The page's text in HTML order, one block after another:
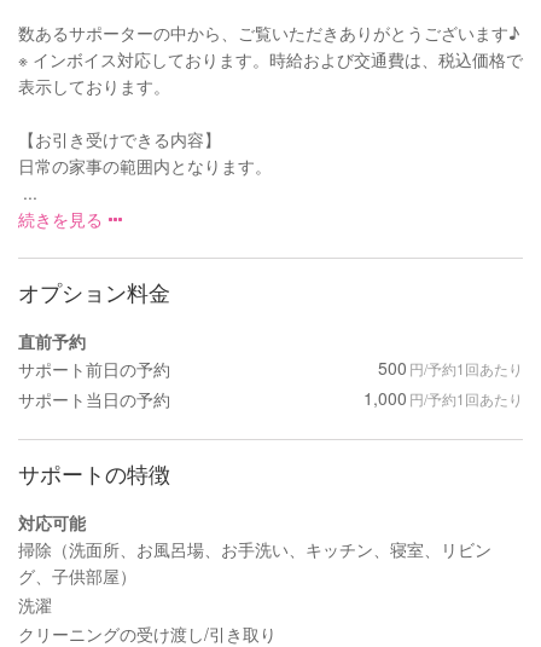
数あるサポーターの中から、ご覧いただきありがとうございます♪
※ インボイス対応しております。時給および交通費は、税込価格で
表示しております。
【お引き受けできる内容】
日常の家事の範囲内となります。
...
続きを見る
オプション料金
直前予約
サポート前日の予約
500 円/予約1回あたり
サポート当日の予約 1,000 円/予約1回あたり
サポートの特徴
対応可能
掃除（洗面所、お風呂場、お手洗い、キッチン、寝室、リビン
グ、子供部屋）
洗濯
クリーニングの受け渡し/引き取り